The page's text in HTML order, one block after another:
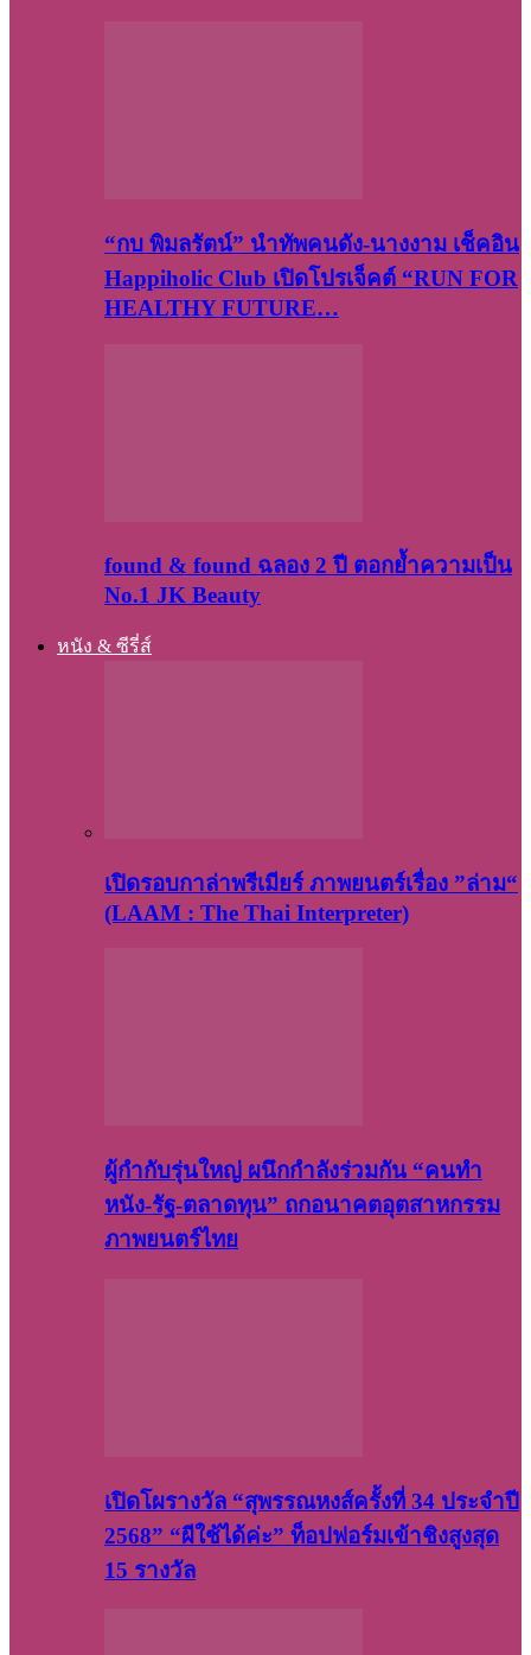
“กบ พิมลรัตน์” นำทัพคนดัง-นางงาม เช็คอิน
Happiholic Club เปิดโปรเจ็คต์ “RUN FOR
HEALTHY FUTURE…
found & found ฉลอง 2 ปี ตอกย้ำความเป็น
No.1 JK Beauty
หนัง & ซีรี่ส์
เปิดรอบกาล่าพรีเมียร์ ภาพยนตร์เรื่อง ”ล่าม“
(LAAM : The Thai Interpreter)
ผู้กำกับรุ่นใหญ่ ผนึกกำลังร่วมกัน “คนทำ
หนัง-รัฐ-ตลาดทุน” ถกอนาคตอุตสาหกรรม
ภาพยนตร์ไทย
เปิดโผรางวัล “สุพรรณหงส์ครั้งที่ 34 ประจำปี
2568” “ผีใช้ได้ค่ะ” ท็อปฟอร์มเข้าชิงสูงสุด
15 รางวัล